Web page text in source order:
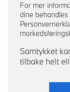
For mer
dine
Samtykket
tilbake helt